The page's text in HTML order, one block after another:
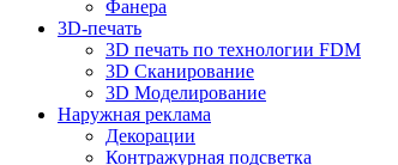
Фанера
3D-печать
3D печать по технологии FDM
3D Сканирование
3D Моделирование
Наружная реклама
Декорации
Контражурная подсветка